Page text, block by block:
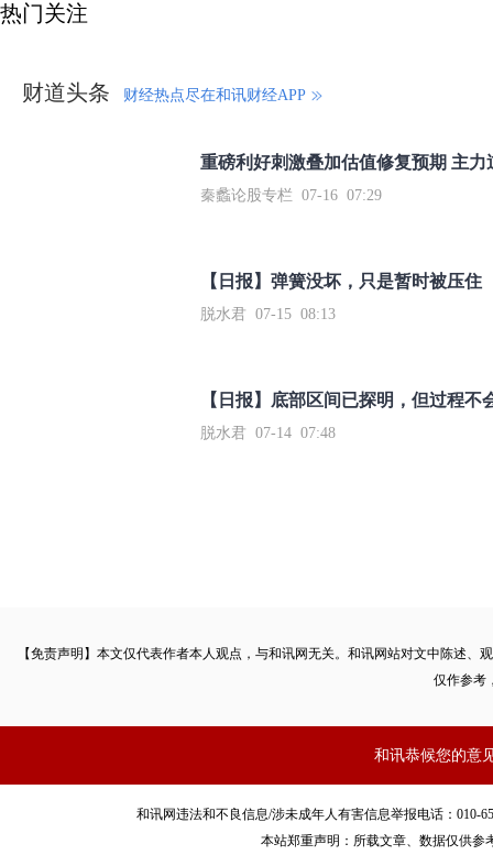
热门关注
财道头条 财经热点尽在和讯财经APP
秦蠡论股专栏 07-16 07:29
【日报】弹簧没坏，只是暂时被压住
脱水君 07-15 08:13
【日报】底部区间已探明，但过程不
脱水君 07-14 07:48
【免责声明】本文仅代表作者本人观点，与和讯网无关。和讯网站对文中陈述
仅作参考
和讯恭候您的意
和讯网违法和不良信息/涉未成年人有害信息举报电话：010-
本站郑重声明：所载文章、数据仅供参